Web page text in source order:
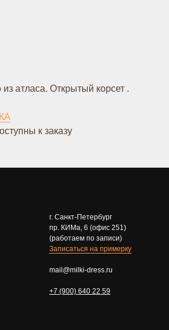
атласа. Открытый корсет .
к заказу
г. Санкт-Петербург
пр. КИМа, 6 (офис 251)
(работаем по записи)
Записаться на примерку
mail@milki-dress.ru
+7 (900) 640 22 59